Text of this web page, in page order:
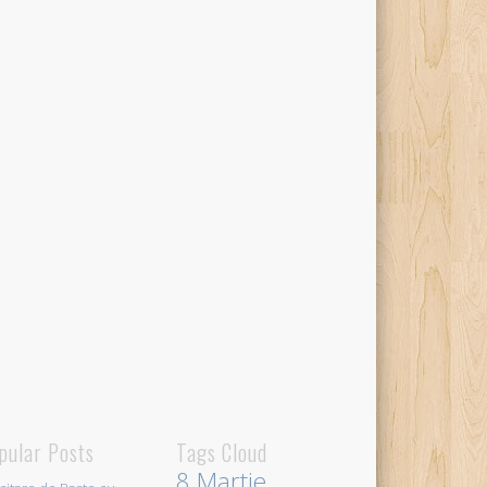
Posts Tags Cloud